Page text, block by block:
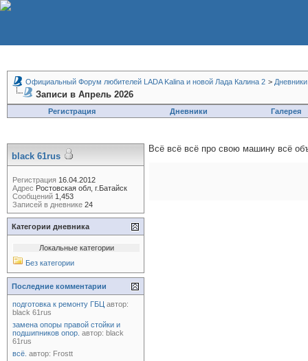
Официальный Форум любителей LADA Kalina и новой Лада Калина 2 > Дневники
Записи в Апрель 2026
Регистрация Дневники Галерея
Всё всё всё про свою машину всё
black 61rus
Регистрация 16.04.2012
Адрес Ростовская обл, г.Батайск
Сообщений 1,453
Записей в дневнике 24
Категории дневника
Локальные категории
Без категории
Последние комментарии
подготовка к ремонту ГБЦ автор:
black 61rus
замена опоры правой стойки и
подшипников опор. автор: black
61rus
всё. автор: Frostt